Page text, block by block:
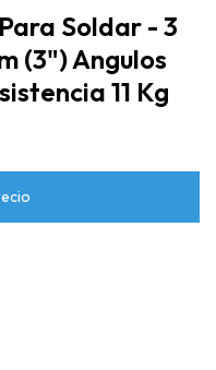
Soldar - 3
(3") Angulos
11 Kg